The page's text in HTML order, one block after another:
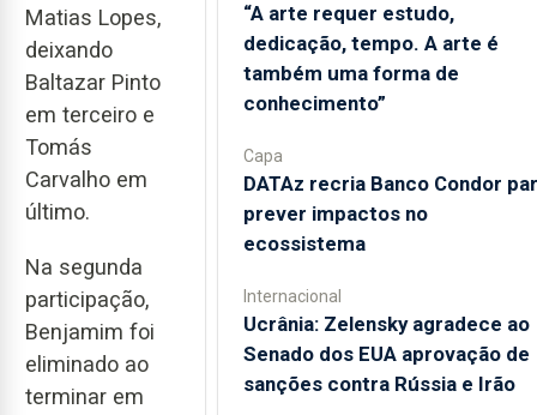
Matias Lopes,
deixando
Baltazar Pinto
em terceiro e
Tomás
Carvalho em
último.
Na segunda
participação,
Benjamim foi
eliminado ao
terminar em
“A arte requer estudo,
dedicação, tempo. A arte é
também uma forma de
conhecimento”
Capa
DATAz recria Banco Condor
prever impactos no
ecossistema
Internacional
Ucrânia: Zelensky agradece ao
Senado dos EUA aprovação de
sanções contra Rússia e Irão